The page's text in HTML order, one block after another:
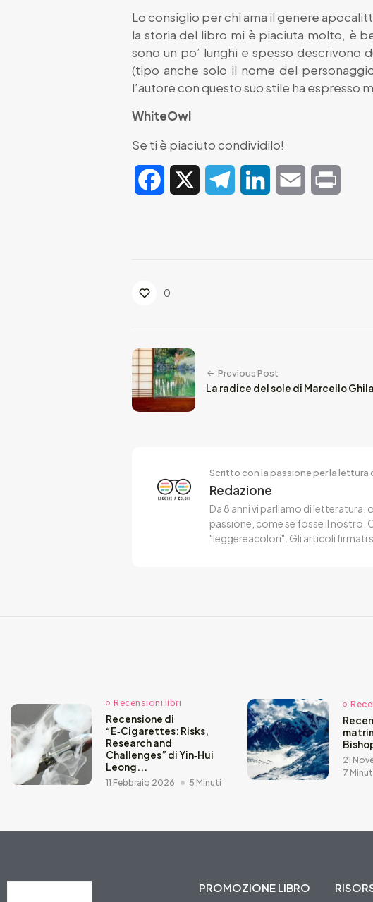
Lo consiglio per chi ama il genere
la storia del libro mi è piaciuta molto, è
sono un po’ lunghi e spesso descrivono
(tipo anche solo il nome del
l’autore con questo suo stile ha espresso
WhiteOwl
Se ti è piaciuto condividilo!
Facebook TelegramLinkedIn Email
0
Previous Post
La radice del sole di Marcello
Scritto con la passione per la lettura
Redazione
Da 8 anni vi parliamo di
passione, come se fosse il nostro.
"leggereacolori". Gli articoli firmati
Recensioni libri
Recensione di
“E‑Cigarettes: Risks,
Research and
Challenges” di Yin‑Hui
Leong...
11 Febbraio 2026 5 Minuti
21
7
PROMOZIONE LIBRO